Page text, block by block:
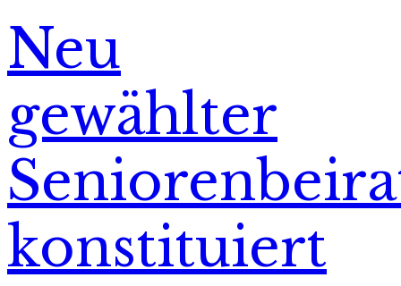
Neu
gewählter
konstituiert